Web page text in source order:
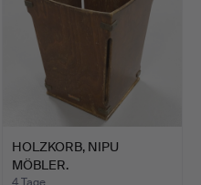
HOLZKORB, NIPU
MÖBLER.
4 Tage